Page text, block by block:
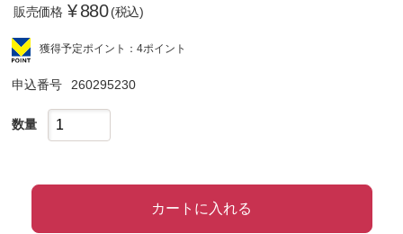
販売価格 ¥880 (税込)
獲得予定ポイント：4ポイント
申込番号 260295230
数量
カートに入れる